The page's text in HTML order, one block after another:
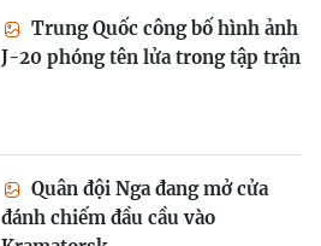
Trung Quốc công bố hình ảnh
J-20 phóng tên lửa trong tập trận
Quân đội Nga đang mở cửa
đánh chiếm đầu cầu vào